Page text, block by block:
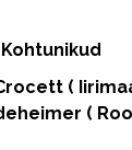
Kohtunikud
(
(